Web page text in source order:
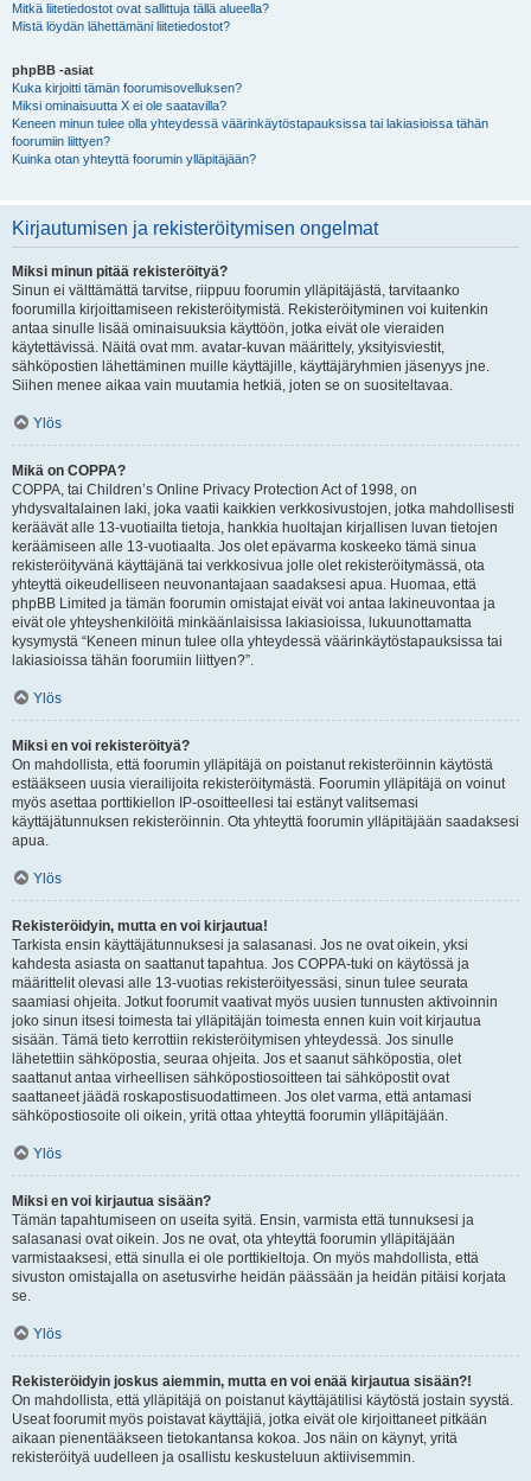
Mitkä liitetiedostot ovat sallittuja tällä alueella?
Mistä löydän lähettämäni liitetiedostot?
phpBB -asiat
Kuka kirjoitti tämän foorumisovelluksen?
Miksi ominaisuutta X ei ole saatavilla?
Keneen minun tulee olla yhteydessä väärinkäytöstapauksissa tai lakiasioissa tähän
foorumiin liittyen?
Kuinka otan yhteyttä foorumin ylläpitäjään?
Kirjautumisen ja rekisteröitymisen ongelmat
Miksi minun pitää rekisteröityä?
Sinun ei välttämättä tarvitse, riippuu foorumin ylläpitäjästä, tarvitaanko
foorumilla kirjoittamiseen rekisteröitymistä. Rekisteröityminen voi kuitenkin
antaa sinulle lisää ominaisuuksia käyttöön, jotka eivät ole vieraiden
käytettävissä. Näitä ovat mm. avatar-kuvan määrittely, yksityisviestit,
sähköpostien lähettäminen muille käyttäjille, käyttäjäryhmien jäsenyys jne.
Siihen menee aikaa vain muutamia hetkiä, joten se on suositeltavaa.
Ylös
Mikä on COPPA?
COPPA, tai Children’s Online Privacy Protection Act of 1998, on
yhdysvaltalainen laki, joka vaatii kaikkien verkkosivustojen, jotka mahdollisesti
keräävät alle 13-vuotiailta tietoja, hankkia huoltajan kirjallisen luvan tietojen
keräämiseen alle 13-vuotiaalta. Jos olet epävarma koskeeko tämä sinua
rekisteröityvänä käyttäjänä tai verkkosivua jolle olet rekisteröitymässä, ota
yhteyttä oikeudelliseen neuvonantajaan saadaksesi apua. Huomaa, että
phpBB Limited ja tämän foorumin omistajat eivät voi antaa lakineuvontaa ja
eivät ole yhteyshenkilöitä minkäänlaisissa lakiasioissa, lukuunottamatta
kysymystä “Keneen minun tulee olla yhteydessä väärinkäytöstapauksissa tai
lakiasioissa tähän foorumiin liittyen?”.
Ylös
Miksi en voi rekisteröityä?
On mahdollista, että foorumin ylläpitäjä on poistanut rekisteröinnin käytöstä
estääkseen uusia vierailijoita rekisteröitymästä. Foorumin ylläpitäjä on voinut
myös asettaa porttikiellon IP-osoitteellesi tai estänyt valitsemasi
käyttäjätunnuksen rekisteröinnin. Ota yhteyttä foorumin ylläpitäjään saadaksesi
apua.
Ylös
Rekisteröidyin, mutta en voi kirjautua!
Tarkista ensin käyttäjätunnuksesi ja salasanasi. Jos ne ovat oikein, yksi
kahdesta asiasta on saattanut tapahtua. Jos COPPA-tuki on käytössä ja
määrittelit olevasi alle 13-vuotias rekisteröityessäsi, sinun tulee seurata
saamiasi ohjeita. Jotkut foorumit vaativat myös uusien tunnusten aktivoinnin
joko sinun itsesi toimesta tai ylläpitäjän toimesta ennen kuin voit kirjautua
sisään. Tämä tieto kerrottiin rekisteröitymisen yhteydessä. Jos sinulle
lähetettiin sähköpostia, seuraa ohjeita. Jos et saanut sähköpostia, olet
saattanut antaa virheellisen sähköpostiosoitteen tai sähköpostit ovat
saattaneet jäädä roskapostisuodattimeen. Jos olet varma, että antamasi
sähköpostiosoite oli oikein, yritä ottaa yhteyttä foorumin ylläpitäjään.
Ylös
Miksi en voi kirjautua sisään?
Tämän tapahtumiseen on useita syitä. Ensin, varmista että tunnuksesi ja
salasanasi ovat oikein. Jos ne ovat, ota yhteyttä foorumin ylläpitäjään
varmistaaksesi, että sinulla ei ole porttikieltoja. On myös mahdollista, että
sivuston omistajalla on asetusvirhe heidän päässään ja heidän pitäisi korjata
se.
Ylös
Rekisteröidyin joskus aiemmin, mutta en voi enää kirjautua sisään?!
On mahdollista, että ylläpitäjä on poistanut käyttäjätilisi käytöstä jostain syystä.
Useat foorumit myös poistavat käyttäjiä, jotka eivät ole kirjoittaneet pitkään
aikaan pienentääkseen tietokantansa kokoa. Jos näin on käynyt, yritä
rekisteröityä uudelleen ja osallistu keskusteluun aktiivisemmin.